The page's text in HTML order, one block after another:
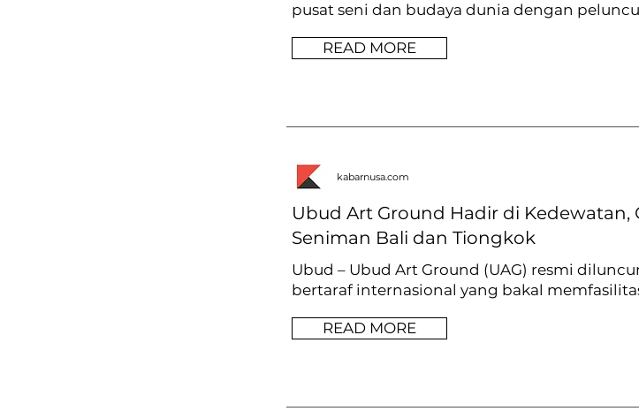
pusat seni dan budaya dunia dengan
READ MORE
kabarnusa.com
Ubud Art Ground Hadir di Kedewatan,
Seniman Bali dan Tiongkok
Ubud – Ubud Art Ground (UAG) resmi
bertaraf internasional yang bakal
READ MORE